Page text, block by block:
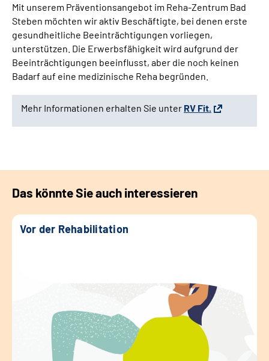
Mit unserem Präventionsangebot im Reha-Zentrum Bad
Steben möchten wir aktiv Beschäftigte, bei denen erste
gesundheitliche Beeinträchtigungen vorliegen,
unterstützen. Die Erwerbsfähigkeit wird aufgrund der
Beeinträchtigungen beeinflusst, aber die noch keinen
Badarf auf eine medizinische Reha begründen.
Mehr Informationen erhalten Sie unter RV Fit.
Das könnte Sie auch interessieren
Vor der Rehabilitation